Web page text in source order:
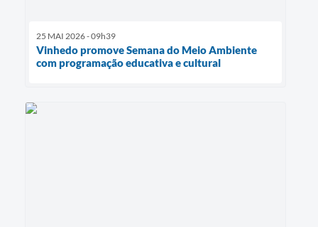
25 MAI 2026 - 09h39
Vinhedo promove Semana do Meio Ambiente
com programação educativa e cultural